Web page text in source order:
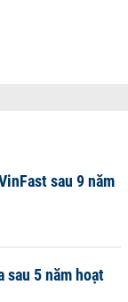
sau 9 năm
5 năm hoạt